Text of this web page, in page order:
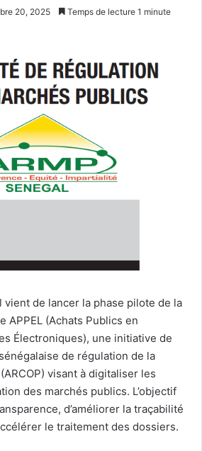
20, 2025 Temps de lecture 1 minute
vient de lancer la phase pilote de la
APPEL (Achats Publics en
Électroniques), une initiative de
de régulation de la
visant à digitaliser les
des marchés publics. L’objectif
d’améliorer la traçabilité
le traitement des dossiers.